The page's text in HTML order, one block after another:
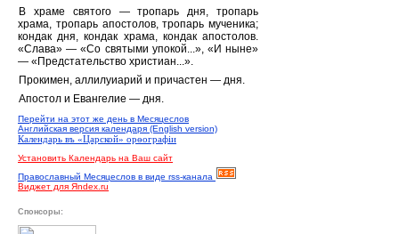
В храме святого — тропарь дня, тропарь
храма, тропарь апостолов, тропарь мученика;
кондак дня, кондак храма, кондак апостолов.
«Слава» — «Со святыми упокой...», «И ныне»
— «Предстательство христиан...».
Прокимен, аллилуиарий и причастен — дня.
Апостол и Евангелие — дня.
Перейти на этот же день в Месяцеслов
Английская версия календаря (English version)
Календарь въ «Царской» орѳографiи
Установить Календарь на Ваш сайт
Православный Месяцеслов в виде rss-канала
Виджет для Яndex.ru
Спонсоры: